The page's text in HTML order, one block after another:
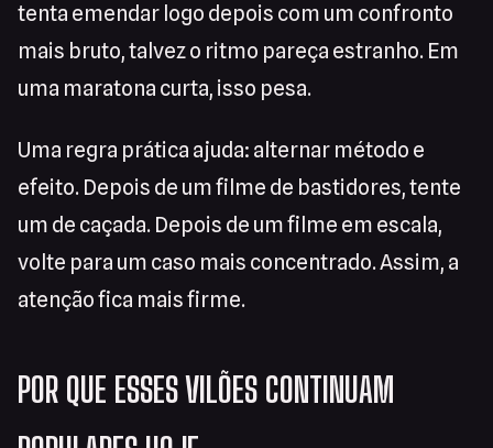
tenta emendar logo depois com um confronto
mais bruto, talvez o ritmo pareça estranho. Em
uma maratona curta, isso pesa.
Uma regra prática ajuda: alternar método e
efeito. Depois de um filme de bastidores, tente
um de caçada. Depois de um filme em escala,
volte para um caso mais concentrado. Assim, a
atenção fica mais firme.
POR QUE ESSES VILÕES CONTINUAM